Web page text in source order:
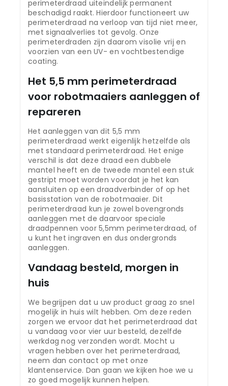
perimeterdraad uiteindelijk permanent
beschadigd raakt. Hierdoor functioneert uw
perimeterdraad na verloop van tijd niet meer,
met signaalverlies tot gevolg. Onze
perimeterdraden zijn daarom visolie vrij en
voorzien van een UV- en vochtbestendige
coating.
Het 5,5 mm perimeterdraad
voor robotmaaiers aanleggen of
repareren
Het aanleggen van dit 5,5 mm
perimeterdraad werkt eigenlijk hetzelfde als
met standaard perimeterdraad. Het enige
verschil is dat deze draad een dubbele
mantel heeft en de tweede mantel een stuk
gestript moet worden voordat je het kan
aansluiten op een draadverbinder of op het
basisstation van de robotmaaier. Dit
perimeterdraad kun je zowel bovengronds
aanleggen met de daarvoor speciale
draadpennen voor 5,5mm perimeterdraad, of
u kunt het ingraven en dus ondergronds
aanleggen.
Vandaag besteld, morgen in
huis
We begrijpen dat u uw product graag zo snel
mogelijk in huis wilt hebben. Om deze reden
zorgen we ervoor dat het perimeterdraad dat
u vandaag voor vier uur besteld, dezelfde
werkdag nog verzonden wordt. Mocht u
vragen hebben over het perimeterdraad,
neem dan contact op met onze
klantenservice. Dan gaan we kijken hoe we u
zo goed mogelijk kunnen helpen.